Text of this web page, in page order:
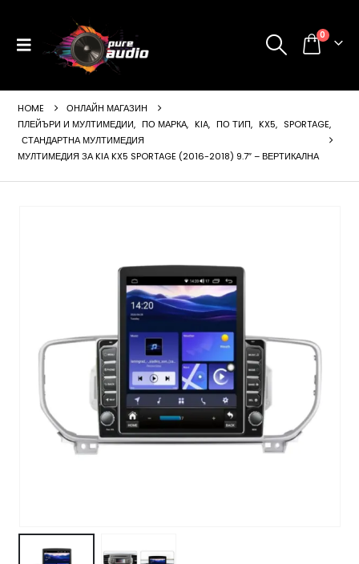
0
HOME
ОНЛАЙН МАГАЗИН
ПЛЕЙЪРИ И МУЛТИМЕДИИ, ПО МАРКА, KIA, ПО ТИП, KX5, SPORTAGE,
СТАНДАРТНА МУЛТИМЕДИЯ
МУЛТИМЕДИЯ ЗА KIA KX5 SPORTAGE (2016-2018) 9.7″ – ВЕРТИКАЛНА